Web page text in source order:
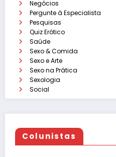
Negócios
Pergunte à Especialista
Pesquisas
Quiz Erótico
Saúde
Sexo & Comida
Sexo e Arte
Sexo na Prática
Sexologia
Social
Colunistas